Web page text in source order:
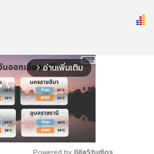
arrow_forward_ios อ่านเพิ่มเติม